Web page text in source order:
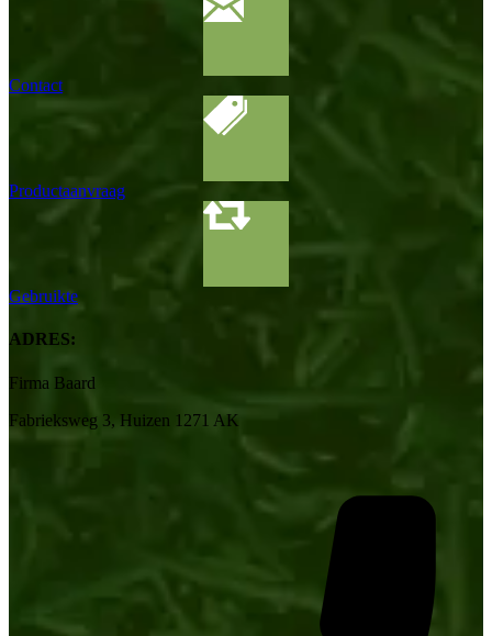
Contact
Productaanvraag
Gebruikte
ADRES:
Firma Baard
Fabrieksweg 3, Huizen 1271 AK